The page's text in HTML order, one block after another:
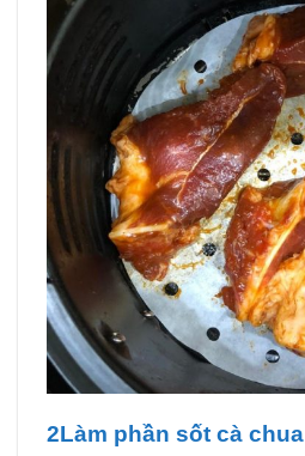
2Làm phần sốt cà chua